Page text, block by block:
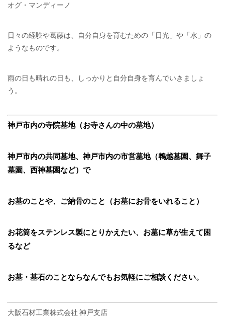
オグ・マンディーノ
日々の経験や葛藤は、自分自身を育むための「日光」や「水」の
ようなものです。
雨の日も晴れの日も、しっかりと自分自身を育んでいきましょ
う。
神戸市内の寺院墓地（お寺さんの中の墓地）
神戸市内の共同墓地、神戸市内の市営墓地（鵯越墓園、舞子
墓園、西神墓園など）で
お墓のことや、ご納骨のこと（お墓にお骨をいれること）
お花筒をステンレス製にとりかえたい、お墓に草が生えて困
るなど
お墓・墓石のことならなんでもお気軽にご相談ください。
大阪石材工業株式会社 神戸支店